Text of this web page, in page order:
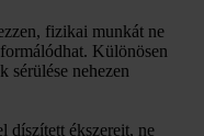
fizikai munkát ne
Különösen
sérülése nehezen
díszített ékszereit, ne